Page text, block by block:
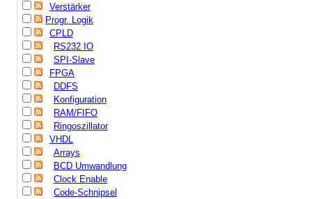
Verstärker
Progr. Logik
CPLD
RS232 IO
SPI-Slave
FPGA
DDFS
Konfiguration
RAM/FIFO
Ringoszillator
VHDL
Arrays
BCD Umwandlung
Clock Enable
Code-Schnipsel